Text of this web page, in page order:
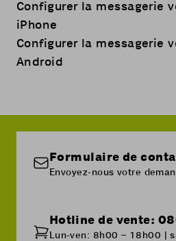
Configurer la messagerie
iPhone
Configurer la messagerie
Android
Formulaire de
Envoyez-nous votre
Hotline de vente:
Lun-ven: 8h00 – 18h00 |